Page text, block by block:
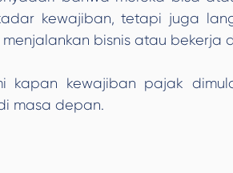
kewajiban, tetapi juga
bisnis atau bekerja
kapan kewajiban pajak
masa depan.